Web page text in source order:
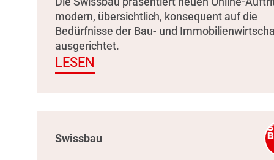
modern, übersichtlich, konsequent auf die
Bedürfnisse der Bau- und
ausgerichtet.
LESEN
Swissbau